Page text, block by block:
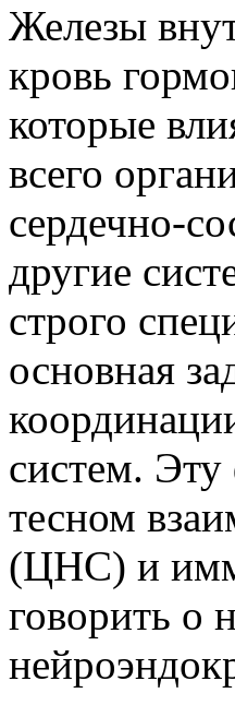
Железы
кровь
которые
всего
сердечно-
другие
строго
основная
систем.
тесном
(ЦНС) и
говорить о